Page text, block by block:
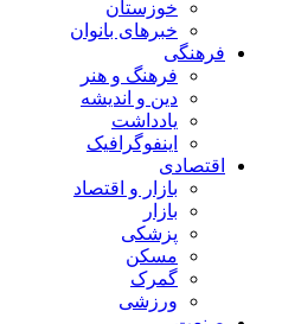
خوزستان
خبرهای بانوان
فرهنگی
فرهنگ و هنر
دین و اندیشه
یادداشت
اینفوگرافیک
اقتصادی
بازار و اقتصاد
بازار
پزشکی
مسکن
گمرک
ورزشی